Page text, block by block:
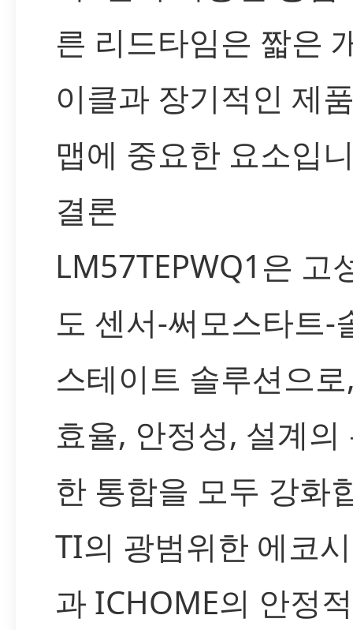
른 리드타임은 짧은
이클과 장기적인 제
맵에 중요한 요소입
결론
LM57TEPWQ1은 고
도 센서-써모스타트-
스테이트 솔루션으
효율, 안정성, 설계의
한 통합을 모두 강화
TI의 광범위한 에코
과 ICHOME의 안정